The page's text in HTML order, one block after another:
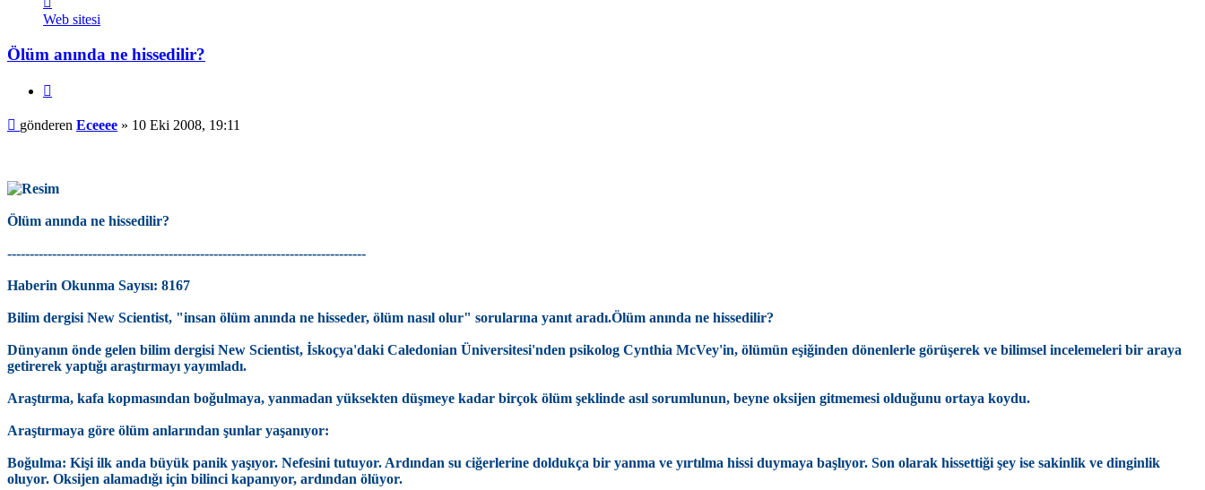
Eceeee
Web sitesi
Ölüm anında ne hissedilir?
Mesaj
gönderen Eceeee » 10 Eki 2008, 19:11
Ölüm anında ne hissedilir?
--------------------------------------------------------------------------------
Haberin Okunma Sayısı: 8167
Bilim dergisi New Scientist, "insan ölüm anında ne hisseder, ölüm nasıl olur" sorularına yanıt aradı.Ölüm anında ne hissedilir?
Dünyanın önde gelen bilim dergisi New Scientist, İskoçya'daki Caledonian Üniversitesi'nden psikolog Cynthia McVey'in, ölümün eşiğinden dönenlerle görüşerek ve bilimsel incelemeleri bir araya
getirerek yaptığı araştırmayı yayımladı.
Araştırma, kafa kopmasından boğulmaya, yanmadan yüksekten düşmeye kadar birçok ölüm şeklinde asıl sorumlunun, beyne oksijen gitmemesi olduğunu ortaya koydu.
Araştırmaya göre ölüm anlarından şunlar yaşanıyor:
Boğulma: Kişi ilk anda büyük panik yaşıyor. Nefesini tutuyor. Ardından su ciğerlerine doldukça bir yanma ve yırtılma hissi duymaya başlıyor. Son olarak hissettiği şey ise sakinlik ve dinginlik
oluyor. Oksijen alamadığı için bilinci kapanıyor, ardından ölüyor.